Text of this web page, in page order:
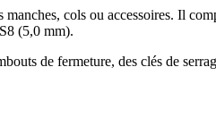
cols ou accessoires. Il
(5,0 mm).
de fermeture, des clés de